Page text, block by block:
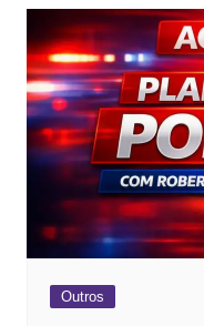
Outros